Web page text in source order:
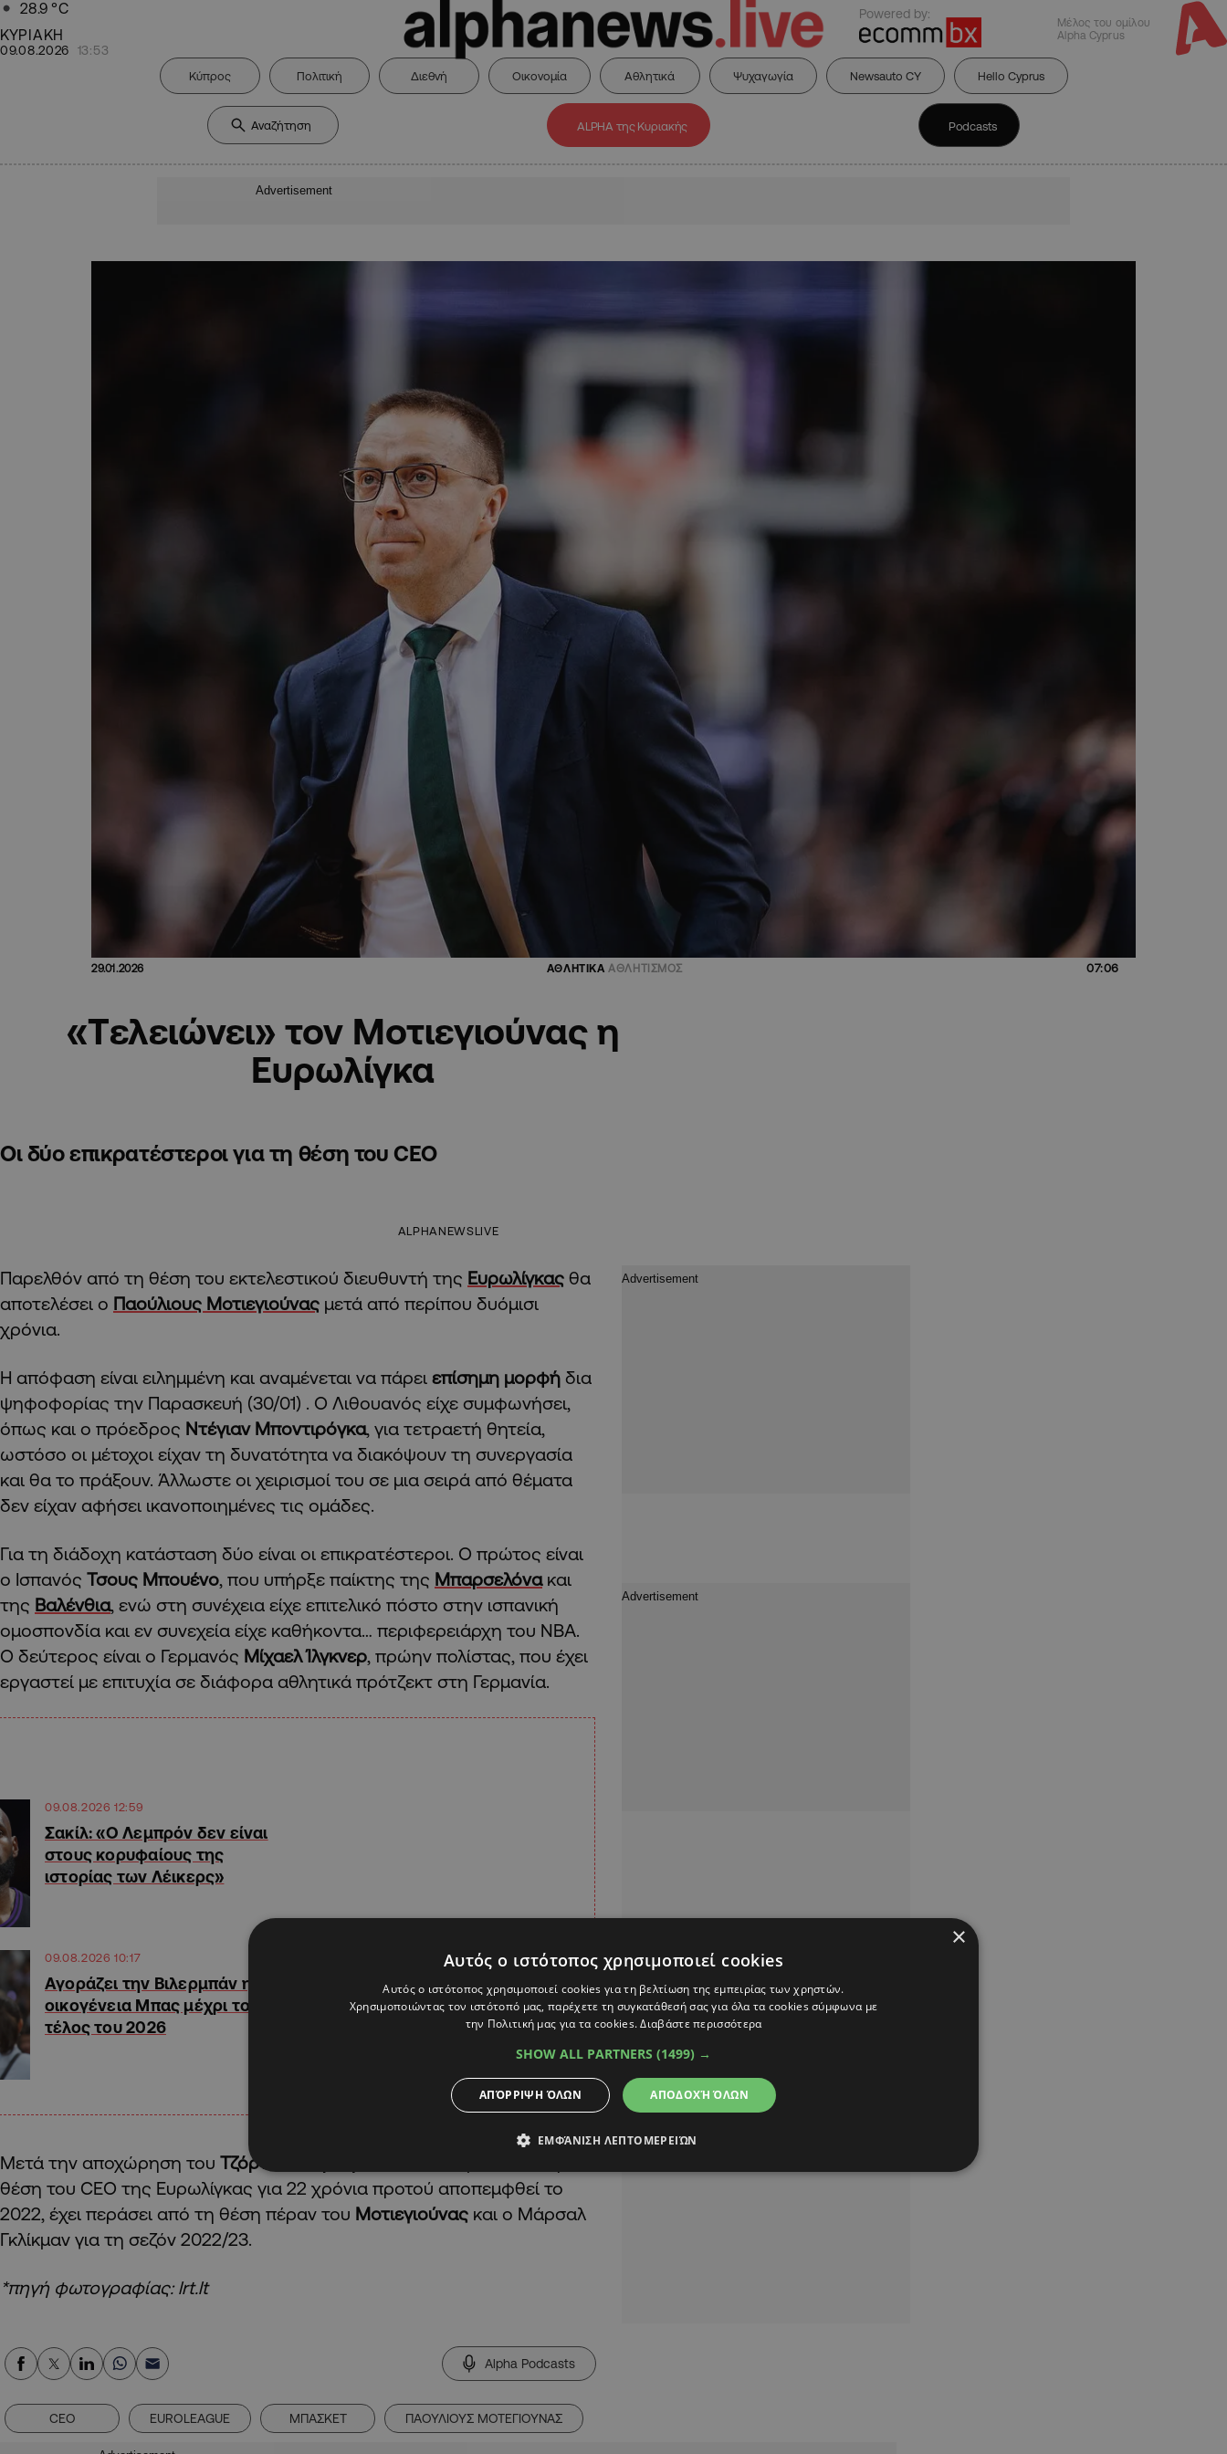
28.9 °C
ΚΥΡΙΑΚΗ
09.08.2026 13:53
Powered by:
Μέλος του ομίλου
Alpha Cyprus
Κύπρος Πολιτική Διεθνή Οικονομία Αθλητικά Ψυχαγωγία Newsauto CY Hello Cyprus
ALPHA της Κυριακής Podcasts
Advertisement
29.01.2026 ΑΘΛΗΤΙΚΑ ΑΘΛΗΤΙΣΜΟΣ 07:06
«Tελειώνει» τον Μοτιεγιούνας η
Ευρωλίγκα
Οι δύο επικρατέστεροι για τη θέση του CEO
ALPHANEWSLIVE
Παρελθόν από τη θέση του εκτελεστικού διευθυντή της Ευρωλίγκας θα
αποτελέσει ο Παούλιους Μοτιεγιούνας μετά από περίπου δυόμισι
χρόνια.
Η απόφαση είναι ειλημμένη και αναμένεται να πάρει επίσημη μορφή δια
ψηφοφορίας την Παρασκευή (30/01) . Ο Λιθουανός είχε συμφωνήσει,
όπως και ο πρόεδρος Ντέγιαν Μποντιρόγκα, για τετραετή θητεία,
ωστόσο οι μέτοχοι είχαν τη δυνατότητα να διακόψουν τη συνεργασία
και θα το πράξουν. Άλλωστε οι χειρισμοί του σε μια σειρά από θέματα
δεν είχαν αφήσει ικανοποιημένες τις ομάδες.
Για τη διάδοχη κατάσταση δύο είναι οι επικρατέστεροι. Ο πρώτος είναι
ο Ισπανός Τσους Μπουένο, που υπήρξε παίκτης της Μπαρσελόνακαι
της Βαλένθια, ενώ στη συνέχεια είχε επιτελικό πόστο στην ισπανική
ομοσπονδία και εν συνεχεία είχε καθήκοντα… περιφερειάρχη του ΝΒΑ.
Ο δεύτερος είναι ο Γερμανός Μίχαελ Ίλγκνερ, πρώην πολίστας, που έχει
εργαστεί με επιτυχία σε διάφορα αθλητικά πρότζεκτ στη Γερμανία.
09.08.2026 12:59
Σακίλ: «Ο Λεμπρόν δεν είναι
στους κορυφαίους της
ιστορίας των Λέικερς»
09.08.2026 10:17
Αγοράζει την Βιλερμπάν η
οικογένεια Μπας μέχρι το
τέλος του 2026
Μετά την αποχώρηση του Τζόρντι Μπερτομέου
θέση του CEO της Ευρωλίγκας για 22 χρόνια προτού αποπεμφθεί το
2022, έχει περάσει από τη θέση πέραν του Μοτιεγιούνας και ο Μάρσαλ
Γκλίκμαν για τη σεζόν 2022/23.
*πηγή φωτογραφίας: lrt.lt
Alpha Podcasts
CEO EUROLEAGUE ΜΠΑΣΚΕΤ ΠΑΟΥΛΙΟΥΣ ΜΟΤΕΓΙΟΥΝΑΣ
×
Αυτός ο ιστότοπος χρησιμοποιεί cookies
Αυτός ο ιστότοπος χρησιμοποιεί cookies για τη βελτίωση της εμπειρίας των χρηστών.
Χρησιμοποιώντας τον ιστότοπό μας, παρέχετε τη συγκατάθεσή σας για όλα τα cookies σύμφωνα με
την Πολιτική μας για τα cookies.Διαβάστε περισσότερα
SHOW ALL PARTNERS (1499) →
ΑΠΟΔΟΧΉ ΌΛΩΝ
ΑΠΌΡΡΙΨΗ ΌΛΩΝ
ΕΜΦΆΝΙΣΗ ΛΕΠΤΟΜΕΡΕΙΏΝ